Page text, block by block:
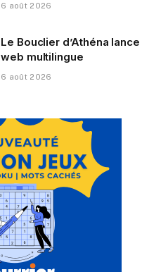
6 août 2026
Le Bouclier d’Athéna
web multilingue
6 août 2026